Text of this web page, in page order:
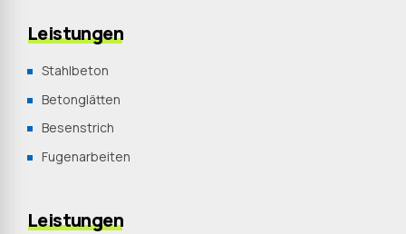
Leistungen
Stahlbeton
Betonglätten
Besenstrich
Fugenarbeiten
Leistungen